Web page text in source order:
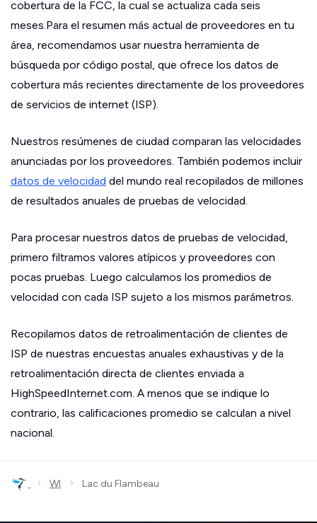
cobertura de la FCC, la cual se actualiza cada seis
meses.Para el resumen más actual de proveedores en tu
área, recomendamos usar nuestra herramienta de
búsqueda por código postal, que ofrece los datos de
cobertura más recientes directamente de los proveedores
de servicios de internet (ISP).
Nuestros resúmenes de ciudad comparan las velocidades
anunciadas por los proveedores. También podemos incluir
datos de velocidad del mundo real recopilados de millones
de resultados anuales de pruebas de velocidad.
Para procesar nuestros datos de pruebas de velocidad,
primero filtramos valores atípicos y proveedores con
pocas pruebas. Luego calculamos los promedios de
velocidad con cada ISP sujeto a los mismos parámetros.
Recopilamos datos de retroalimentación de clientes de
ISP de nuestras encuestas anuales exhaustivas y de la
retroalimentación directa de clientes enviada a
HighSpeedInternet.com. A menos que se indique lo
contrario, las calificaciones promedio se calculan a nivel
nacional.
› WI › Lac du Flambeau